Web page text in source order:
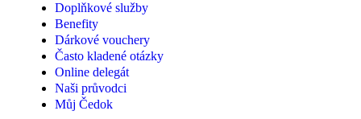
Doplňkové služby
Benefity
Dárkové vouchery
Často kladené otázky
Online delegát
Naši průvodci
Můj Čedok